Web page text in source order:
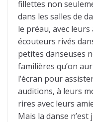
fillettes non
dans les salles de
le préau, avec
écouteurs rivés
petites danseuses
familières qu’on
l’écran pour
auditions, à leurs
rires avec leurs
Mais la danse